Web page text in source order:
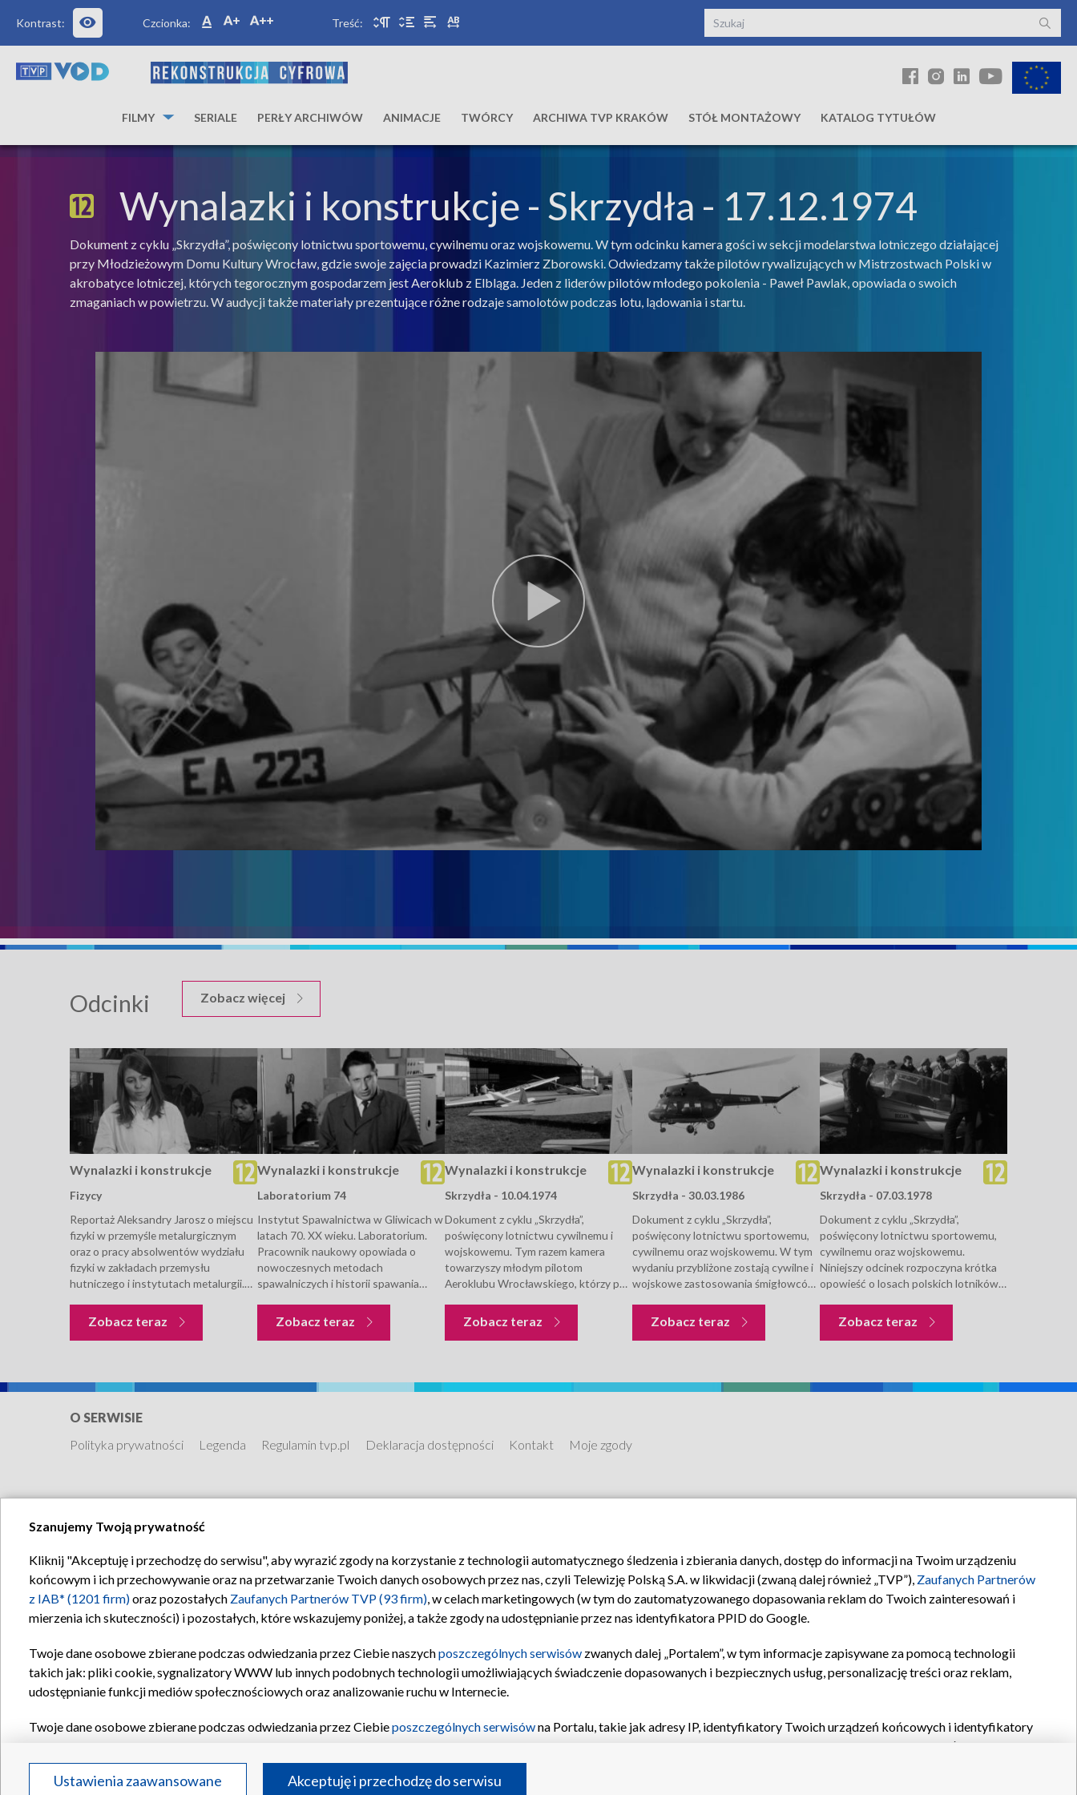
Kontrast: Czcionka: Treść:
FILMY SERIALE PERŁY ARCHIWÓW ANIMACJE TWÓRCY ARCHIWA TVP KRAKÓW STÓŁ MONTAŻOWY KATALOG TYTUŁÓW
Wynalazki i konstrukcje - Skrzydła - 17.12.1974
Dokument z cyklu „Skrzydła”, poświęcony lotnictwu sportowemu, cywilnemu oraz wojskowemu. W tym odcinku kamera gości w sekcji modelarstwa lotniczego działającej
przy Młodzieżowym Domu Kultury Wrocław, gdzie swoje zajęcia prowadzi Kazimierz Zborowski. Odwiedzamy także pilotów rywalizujących w Mistrzostwach Polski w
akrobatyce lotniczej, których tegorocznym gospodarzem jest Aeroklub z Elbląga. Jeden z liderów pilotów młodego pokolenia - Paweł Pawlak, opowiada o swoich
zmaganiach w powietrzu. W audycji także materiały prezentujące różne rodzaje samolotów podczas lotu, lądowania i startu.
Odcinki Zobacz więcej odcinków Wynalazki i konstrukcje
Wynalazki i konstrukcje
Fizycy
Reportaż Aleksandry Jarosz o miejscu
fizyki w przemyśle metalurgicznym
oraz o pracy absolwentów wydziału
fizyki w zakładach przemysłu
hutniczego i instytutach metalurgii.
większość swojego życia spędzają w
laboratoriach (M. Skłodowska Curie,
Zobacz teraz Wynalazki i konstrukcje
Wynalazki i konstrukcje
Laboratorium 74
Instytut Spawalnictwa w Gliwicach w
latach 70. XX wieku. Laboratorium.
Pracownik naukowy opowiada o
nowoczesnych metodach
spawalniczych i historii spawania
sprawdzanie struktur metali na
monitorach. Wypowiedzi inżynierów
elektrożużlowego i tarciowego...
Zobacz teraz Wynalazki i konstrukcje
Wynalazki i konstrukcje
Skrzydła - 10.04.1974
Dokument z cyklu „Skrzydła”,
poświęcony lotnictwu cywilnemu i
wojskowemu. Tym razem kamera
towarzyszy młodym pilotom
Aeroklubu Wrocławskiego, którzy po
do swoich ćwiczeń na szybowcach
model Bocian i Czapla. Prace w
Zobacz teraz Wynalazki i konstrukcje
Wynalazki i konstrukcje
Skrzydła - 30.03.1986
Dokument z cyklu „Skrzydła”,
poświęcony lotnictwu sportowemu,
cywilnemu oraz wojskowemu. W tym
wydaniu przybliżone zostają cywilne i
wojskowe zastosowania śmigłowców.
tych maszyn. Śledzić można trening
sekcji lotniarskiej Wrocławskiej
Zobacz teraz Wynalazki i konstrukcje
Wynalazki i konstrukcje
Skrzydła - 07.03.1978
Dokument z cyklu „Skrzydła”,
poświęcony lotnictwu sportowemu,
cywilnemu oraz wojskowemu.
Niniejszy odcinek rozpoczyna krótka
opowieść o losach polskich lotników
r. (narracja wzbogacona jest o
archiwalne kroniki filmowe i
Zobacz teraz Wynalazki i konstrukcje
O SERWISIE
Polityka prywatności
Legenda Regulamin tvp.pl Deklaracja dostępności Kontakt Moje zgody
Szanujemy Twoją prywatność
Kliknij "Akceptuję i przechodzę do serwisu", aby wyrazić zgody na korzystanie z technologii automatycznego śledzenia i zbierania danych, dostęp do informacji na Twoim urządzeniu
końcowym i ich przechowywanie oraz na przetwarzanie Twoich danych osobowych przez nas, czyli Telewizję Polską S.A. w likwidacji (zwaną dalej również „TVP”), Zaufanych Partnerów
z IAB* (1201 firm)oraz pozostałych Zaufanych Partnerów TVP (93 firm), w celach marketingowych (w tym do zautomatyzowanego dopasowania reklam do Twoich zainteresowań i
mierzenia ich skuteczności) i pozostałych, które wskazujemy poniżej, a także zgody na udostępnianie przez nas identyfikatora PPID do Google.
Twoje dane osobowe zbierane podczas odwiedzania przez Ciebie naszychposzczególnych serwisów zwanych dalej „Portalem”, w tym informacje zapisywane za pomocą technologii
takich jak: pliki cookie, sygnalizatory WWW lub innych podobnych technologii umożliwiających świadczenie dopasowanych i bezpiecznych usług, personalizację treści oraz reklam,
udostępnianie funkcji mediów społecznościowych oraz analizowanie ruchu w Internecie.
Twoje dane osobowe zbierane podczas odwiedzania przez Ciebieposzczególnych serwisówna Portalu, takie jak adresy IP, identyfikatory Twoich urządzeń końcowych i identyfikatory
oraz pozostałych
Partnerów TVPdla realizacji następujących celów i funkcji: przechowywania informacji na urządzeniu lub dostęp do nich, wyboru podstawowych reklam, wyboru spersonalizowanych
reklam, tworzenia profilu spersonalizowanych reklam, tworzenia profilu spersonalizowanych treści, wyboru spersonalizowanych treści, pomiaru wydajności reklam, pomiaru wydajności
Ustawienia zaawansowane Akceptuję i przechodzę do serwisu